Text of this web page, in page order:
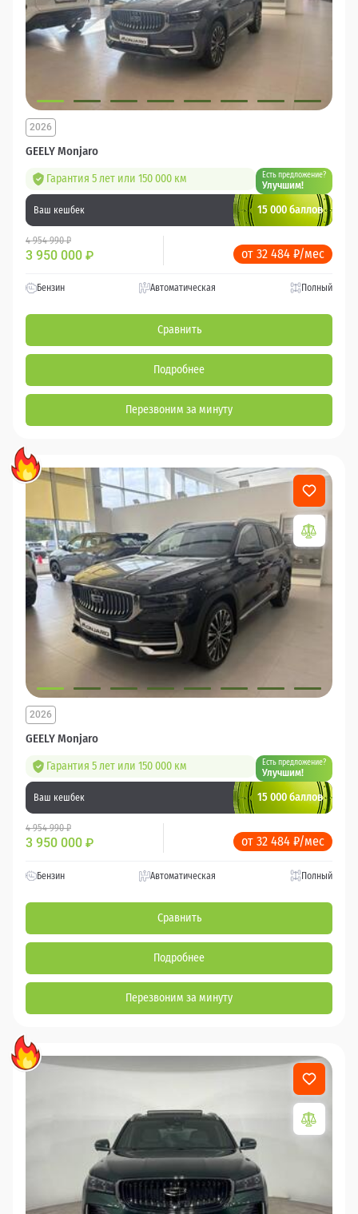
GEELY Monjaro
2026
Гарантия 5 лет или 150 000 км Есть предложение?
Улучшим!
Ваш кешбек 15 000 баллов
4 954 990 ₽
3 950 000 ₽ от 32 484 ₽/мес
Бензин Автоматическая Полный
Сравнить
Подробнее
Перезвоним за минуту
GEELY Monjaro
2026
Гарантия 5 лет или 150 000 км Есть предложение?
Улучшим!
Ваш кешбек 15 000 баллов
4 954 990 ₽
3 950 000 ₽ от 32 484 ₽/мес
Бензин Автоматическая Полный
Сравнить
Подробнее
Перезвоним за минуту